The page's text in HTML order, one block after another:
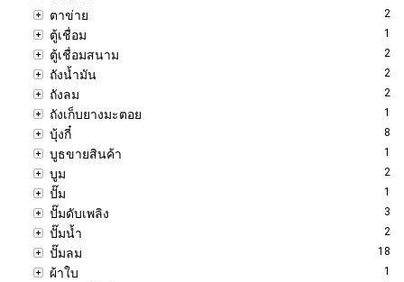
ตาข่าย 2
ตู้เชื่อม 1
ตู้เชื่อมสนาม 2
ถังน้ำมัน 2
ถังลม 2
ถังเก็บยางมะตอย 1
บุ้งกี๋ 8
บูธขายสินค้า 1
บูม 2
ปั๊ม 1
ปั๊มดับเพลิง 3
ปั๊มน้ำ 2
ปั๊มลม 18
ผ้าใบ 1